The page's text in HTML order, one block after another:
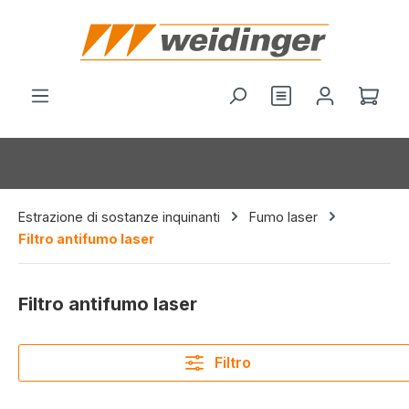
principale
Hai 0 articoliIl
Estrazione di sostanze inquinanti
Fumo laser
Filtro antifumo laser
Filtro antifumo laser
Filtro